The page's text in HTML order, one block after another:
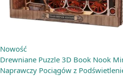
Nowość
Drewniane Puzzle 3D Book Nook
Naprawczy Pociągów z